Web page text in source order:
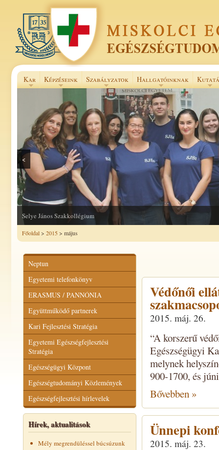
Kar Képzéseink Szabályzatok Hallgatóinknak
Selye János Szakkollégium
<
Főoldal> 2015 > május
Neptun
Egyetemi telefonkönyv
ERASMUS / PANNÓNIA
Együttműködő partnerek
Kari Fejlesztési Stratégia
Egyetemi Egészségfejlesztési
Stratégia
Egészségügyi Központ
Egészségtudományi Közlemények
Egészségfejlesztési hírlevelek
Hírek, aktualitások
Mély megrendüléssel búcsúzunk
Védőnői
2015. máj. 26.
“A korszerű
Egészségügyi
melynek
900-1700, és
Bővebben »
Ünnepi
2015. máj. 23.